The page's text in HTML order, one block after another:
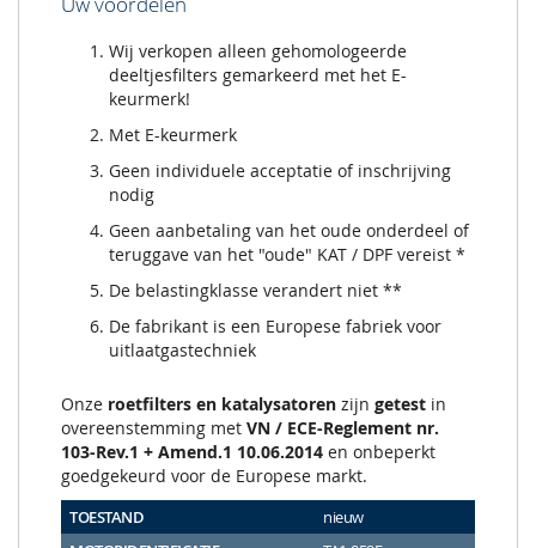
Wij verkopen alleen gehomologeerde
deeltjesfilters gemarkeerd met het E-
keurmerk!
Met E-keurmerk
Geen individuele acceptatie of inschrijving
nodig
Geen aanbetaling van het oude onderdeel of
teruggave van het "oude" KAT / DPF vereist *
De belastingklasse verandert niet **
De fabrikant is een Europese fabriek voor
uitlaatgastechniek
Onze roetfilters en katalysatoren zijn getest in
overeenstemming met VN / ECE-Reglement nr.
103-Rev.1 + Amend.1 10.06.2014 en onbeperkt
goedgekeurd voor de Europese markt.
TOESTAND
nieuw